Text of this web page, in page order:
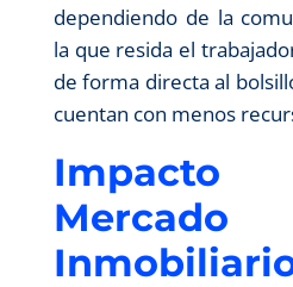
dependiendo de la
la que resida el
de forma directa al
cuentan con menos
Mercado